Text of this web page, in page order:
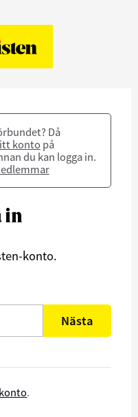
Då
konto på
du kan logga in.
in
konto.
Nästa
.